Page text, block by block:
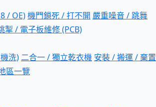
/ OE)機門鎖死 / 打不開 嚴重噪音 / 跳舞
掣 / 電子板維修 (PCB)
洗) 二合一 / 獨立乾衣機 安裝 / 搬運 / 棄置
區一覽